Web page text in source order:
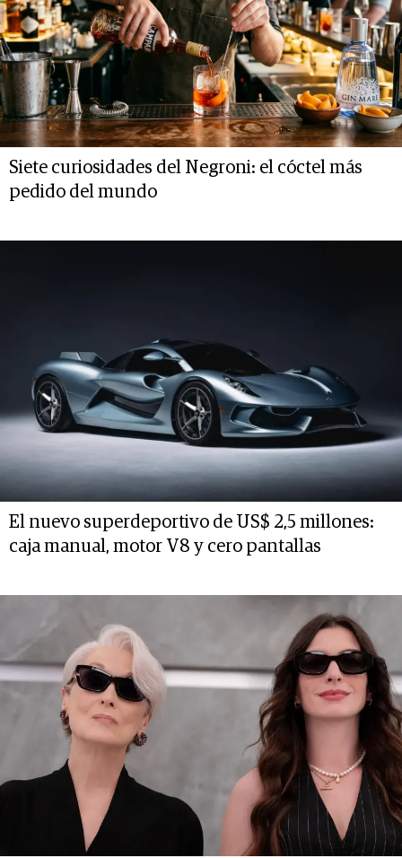
Siete curiosidades del Negroni: el cóctel más
pedido del mundo
El nuevo superdeportivo de US$ 2,5 millones:
caja manual, motor V8 y cero pantallas